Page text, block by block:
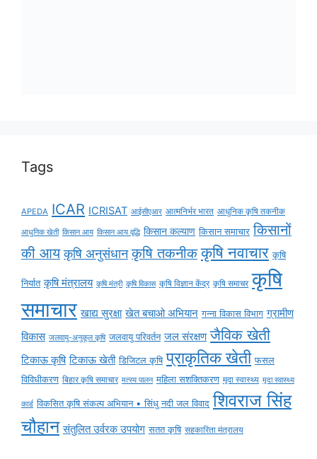
Tags
APEDA ICAR ICRISAT आईसीएआर आत्मनिर्भर भारत आधुनिक कृषि तकनीक
आधुनिक खेती किसान आय किसान आय वृद्धि किसान कल्याण किसान समाचार किसानों
की आय कृषि अनुसंधान कृषि तकनीक कृषि नवाचार कृषि
निर्यात कृषि मंत्रालय कृषि मंत्री कृषि विकास कृषि विज्ञान केंद्र कृषि समाचर कृषि
समाचार खाद्य सुरक्षा खेत बचाओ अभियान गन्ना विकास विभाग ग्रामीण
विकास जलवायु-अनुकूल कृषि जलवायु परिवर्तन जल संरक्षण जैविक खेती
टिकाऊ कृषि टिकाऊ खेती डिजिटल कृषि प्राकृतिक खेती फसल
विविधीकरण बिहार कृषि समाचार मत्स्य पालन महिला सशक्तिकरण मृदा स्वास्थ्य मृदा स्वास्थ्य
कार्ड विकसित कृषि संकल्प अभियान • सिंधु नदी जल विवाद शिवराज सिंह
चौहान संतुलित उर्वरक उपयोग सतत कृषि सहकारिता मंत्रालय